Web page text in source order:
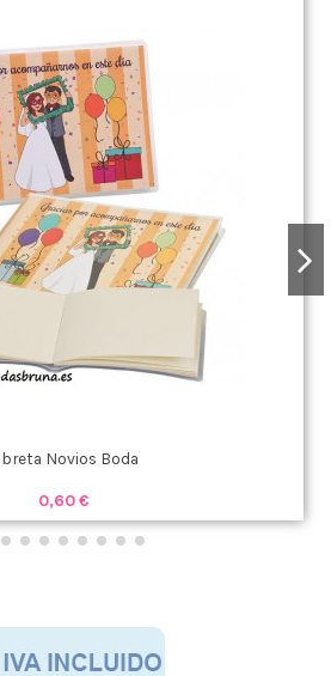
Novios Boda
0,60 €